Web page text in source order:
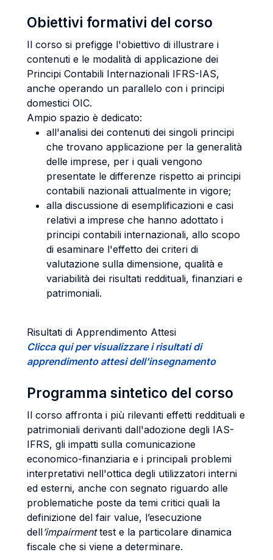
Obiettivi formativi del corso
Il corso si prefigge l'obiettivo di illustrare i
contenuti e le modalità di applicazione dei
Principi Contabili Internazionali IFRS-IAS,
anche operando un parallelo con i principi
domestici OIC.
Ampio spazio è dedicato:
all'analisi dei contenuti dei singoli principi
che trovano applicazione per la generalità
delle imprese, per i quali vengono
presentate le differenze rispetto ai principi
contabili nazionali attualmente in vigore;
alla discussione di esemplificazioni e casi
relativi a imprese che hanno adottato i
principi contabili internazionali, allo scopo
di esaminare l'effetto dei criteri di
valutazione sulla dimensione, qualità e
variabilità dei risultati reddituali, finanziari e
patrimoniali.
Risultati di Apprendimento Attesi
Clicca qui per visualizzare i risultati di
apprendimento attesi dell'insegnamento
Programma sintetico del corso
Il corso affronta i più rilevanti effetti reddituali e
patrimoniali derivanti dall'adozione degli IAS-
IFRS, gli impatti sulla comunicazione
economico-finanziaria e i principali problemi
interpretativi nell'ottica degli utilizzatori interni
ed esterni, anche con segnato riguardo alle
problematiche poste da temi critici quali la
definizione del fair value, l’esecuzione
dell’impairmenttest e la particolare dinamica
fiscale che si viene a determinare.